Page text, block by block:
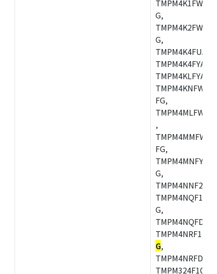
G,
G,
FG,
,
FG,
G,
G,
G,